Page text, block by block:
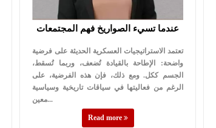
عندما تسيء الصواريخ فهم المجتمعات
تعتمد الاستراتيجيات العسكرية الحديثة على فرضية
واضحة: الإطاحة بالقيادة تُضعف، وربما تُسقط،
الجسم ككل. ومع ذلك، فإن هذه الفرضية، على
الرغم من فعاليتها في سياقات تاريخية وسياسية
معين...
Read more